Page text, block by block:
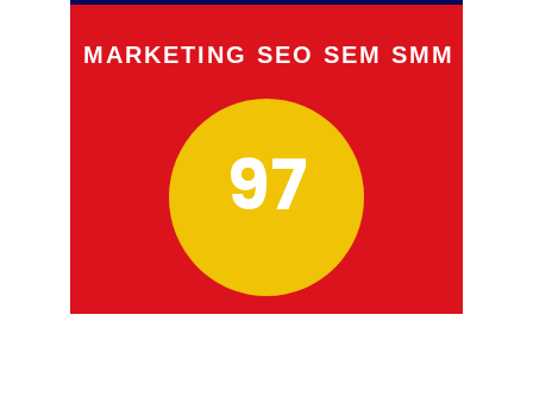
MARKETING SEO SEM SMM
100